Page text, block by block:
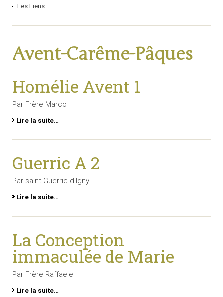
Les Liens
Avent-Carême-Pâques
Homélie Avent 1
Par Frère Marco
Lire la suite…
Guerric A 2
Par saint Guerric d'Igny
Lire la suite…
La Conception
immaculée de Marie
Par Frère Raffaele
Lire la suite…